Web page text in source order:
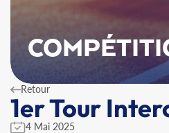
Retour
1er Tour
4 Mai 2025